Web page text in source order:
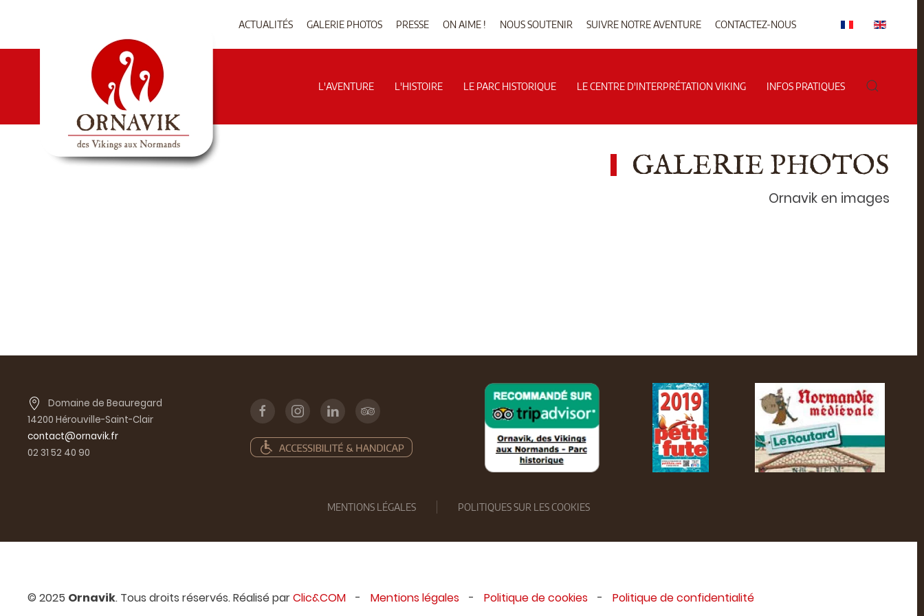
ACTUALITÉS GALERIE PHOTOS PRESSE ON AIME ! NOUS SOUTENIR SUIVRE NOTRE AVENTURE CONTACTEZ-NOUS
L'AVENTURE L'HISTOIRE LE PARC HISTORIQUE LE CENTRE D'INTERPRÉTATION VIKING INFOS PRATIQUES
GALERIE PHOTOS
Ornavik en images
Domaine de Beauregard
14200 Hérouville-Saint-Clair
contact@ornavik.fr
02 31 52 40 90
MENTIONS LÉGALES POLITIQUES SUR LES COOKIES
© 2025 Ornavik. Tous droits réservés. Réalisé parClic&COM - Mentions légales - Politique de cookies - Politique de confidentialité